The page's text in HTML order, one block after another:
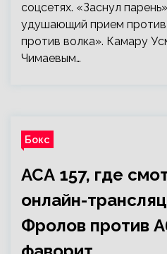
соцсетях. «Заснул
удушающий прием
против волка». Камару
Чимаевым…
Бокс
АСА 157, где
онлайн-
Фролов против